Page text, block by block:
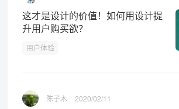
这才是设计的价值！如何用设计提
升用户购买欲？
用户体验
陈子木 2020/02/11